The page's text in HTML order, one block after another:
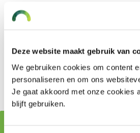
Deze website maakt gebruik van
We gebruiken cookies om content
personaliseren en om ons
Je gaat akkoord met onze cookies
blijft gebruiken.
Het is altijd belangrijk om
aansluit bij het maximaal
zich volgens de voorwaarden
in het buitenland mag